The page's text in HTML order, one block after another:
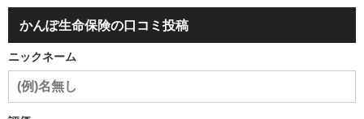
ダル・葬祭
メディア職
クリエイティブ・デザイン・映像・
音響
芸能・イベント・コンパニオン
ム開発・SE・インフラ）
導体・制御）
警備・交通・建築・土木技術職
医療・福祉・
介護
その他
ス
士業・コンサルティング 金融・商社
不動産・保険・サ
かんぽ生命保険の口コミ投稿
ニックネーム